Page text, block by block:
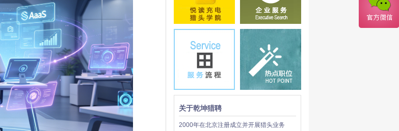
关于乾坤猎聘
2000年在北京注册成立并开展猎头业务